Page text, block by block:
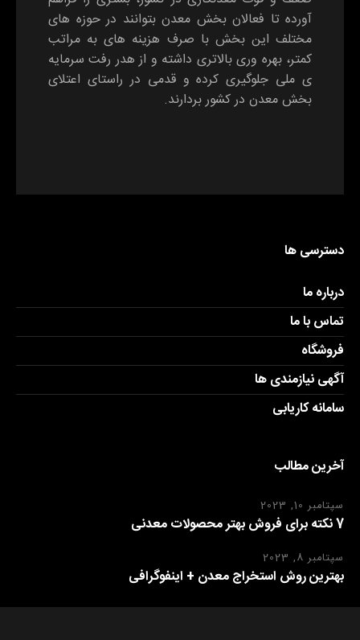
آورده تا فعالان بخش معدن بتوانند در حوزه های
مختلف این بخش با صرف هزینه های به مراتب
کمتر، بهره وری بالاتری داشته و از هدر رفت سرمایه
ی ملی جلوگیری کرده و قدمی در راستای اعتلای
بخش معدن در کشور بردارند.
دسترسی ها
درباره ما
تماس با ما
فروشگاه
آگهی نیازمندی ها
سامانه کاریابی
آخرین مطالب
سپتامبر 10, 2023
7 نکته برای فروش بهتر محصولات معدنی
سپتامبر 8, 2023
بهترین روش استخراج معدن + اینفوگرافی